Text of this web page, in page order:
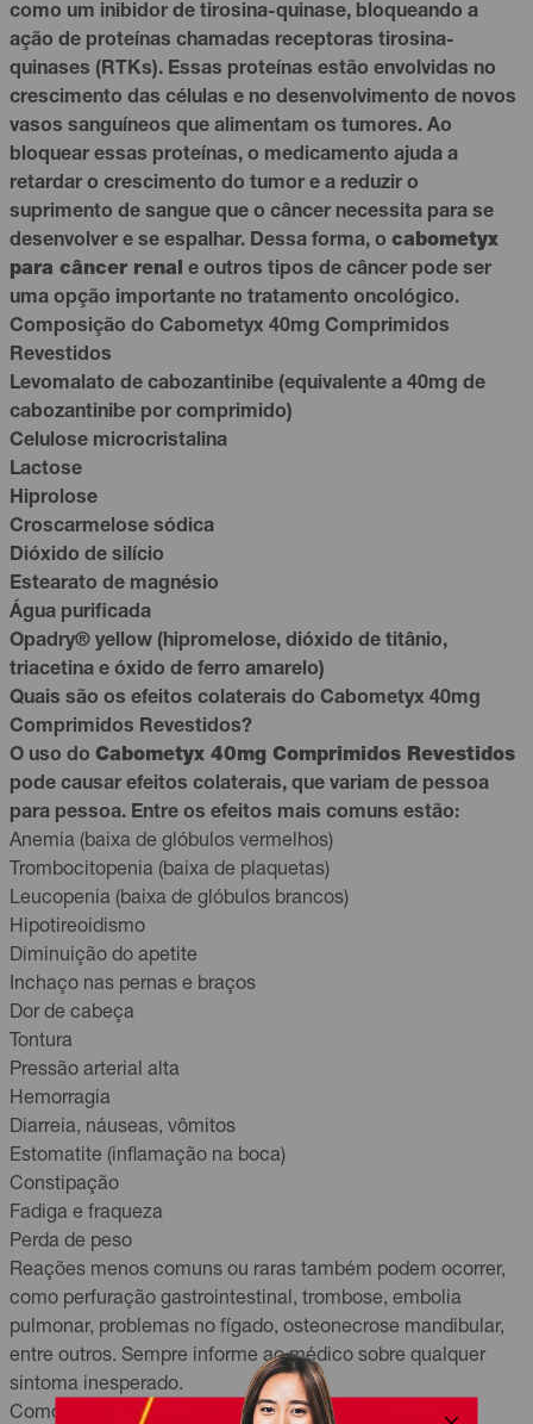
como um inibidor de tirosina-quinase, bloqueando a
ação de proteínas chamadas receptoras tirosina-
quinases (RTKs). Essas proteínas estão envolvidas no
crescimento das células e no desenvolvimento de novos
vasos sanguíneos que alimentam os tumores. Ao
bloquear essas proteínas, o medicamento ajuda a
retardar o crescimento do tumor e a reduzir o
suprimento de sangue que o câncer necessita para se
desenvolver e se espalhar. Dessa forma, o cabometyx
para câncer renal e outros tipos de câncer pode ser
uma opção importante no tratamento oncológico.
Composição do Cabometyx 40mg Comprimidos
Revestidos
Levomalato de cabozantinibe (equivalente a 40mg de
cabozantinibe por comprimido)
Celulose microcristalina
Lactose
Hiprolose
Croscarmelose sódica
Dióxido de silício
Estearato de magnésio
Água purificada
Opadry® yellow (hipromelose, dióxido de titânio,
triacetina e óxido de ferro amarelo)
Quais são os efeitos colaterais do Cabometyx 40mg
Comprimidos Revestidos?
O uso do Cabometyx 40mg Comprimidos Revestidos
pode causar efeitos colaterais, que variam de pessoa
para pessoa. Entre os efeitos mais comuns estão:
Anemia (baixa de glóbulos vermelhos)
Trombocitopenia (baixa de plaquetas)
Leucopenia (baixa de glóbulos brancos)
Hipotireoidismo
Diminuição do apetite
Inchaço nas pernas e braços
Dor de cabeça
Tontura
Pressão arterial alta
Hemorragia
Diarreia, náuseas, vômitos
Estomatite (inflamação na boca)
Constipação
Fadiga e fraqueza
Perda de peso
Reações menos comuns ou raras também podem ocorrer,
como perfuração gastrointestinal, trombose, embolia
pulmonar, problemas no fígado, osteonecrose mandibular,
entre outros. Sempre informe ao médico sobre qualquer
sintoma inesperado.
Como devo usar o Cabometyx 40mg Comprimidos